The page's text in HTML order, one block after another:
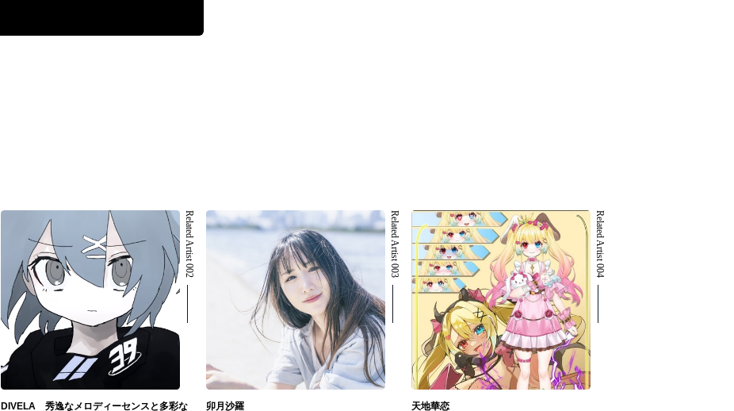
Related Artist 002
DIVELA 秀逸なメロディーセンスと多彩な
Related Artist 003
卯月沙羅
Related Artist 004
天地華恋